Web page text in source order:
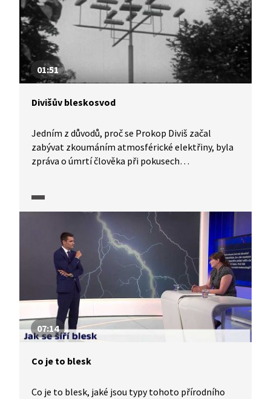
01:51
Divišův bleskosvod
Jedním z důvodů, proč se Prokop Diviš začal
zabývat zkoumáním atmosférické elektřiny, byla
zpráva o úmrtí člověka při pokusech
zmírnit. Dřevěnou tyč, která nesla kovovou hlavici,
nechal ukotvit řetězy. Jak se ukázalo, tyto řetězy
sloužily také jako uzemnění.
07:14
Co je to blesk
Co je to blesk, jaké jsou typy tohoto přírodního